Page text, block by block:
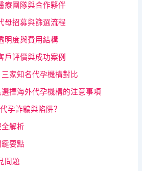
療團隊與合作夥伴
母招募與篩選流程
明度與費用結構
戶評價與成功案例
家知名代孕機構對比
擇海外代孕機構的注意事項
孕詐騙與陷阱？
解析
要點
問題